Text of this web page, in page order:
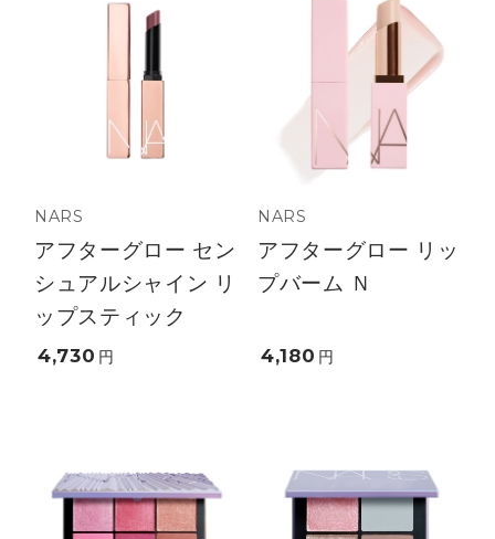
NARS
アフターグロー セン
シュアルシャイン リ
ップスティック
4,730 円
NARS
アフターグロー リッ
プバーム Ｎ
4,180 円